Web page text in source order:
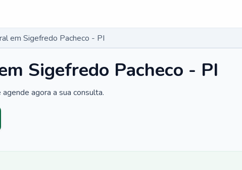
em Sigefredo Pacheco - PI
Sigefredo Pacheco - PI
agora a sua consulta.